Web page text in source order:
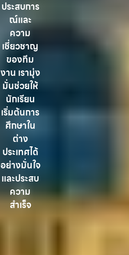
ประสบการ
ณ์และ
ความ
เชี่ยวชาญ
ของทีม
งาน เรามุ่ง
มั่นช่วยให้
นักเรียน
เริ่มต้นการ
ศึกษาใน
ต่าง
ประเทศได้
อย่างมั่นใจ
และประสบ
ความ
สำเร็จ